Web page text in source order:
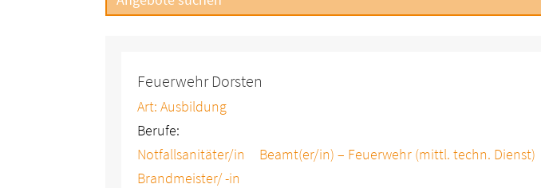
Feuerwehr Dorsten
Art: Ausbildung
Berufe:
Notfallsanitäter/in
Beamt(er/in) – Feuerwehr (mittl. techn. Dienst)
Brandmeister/ -in